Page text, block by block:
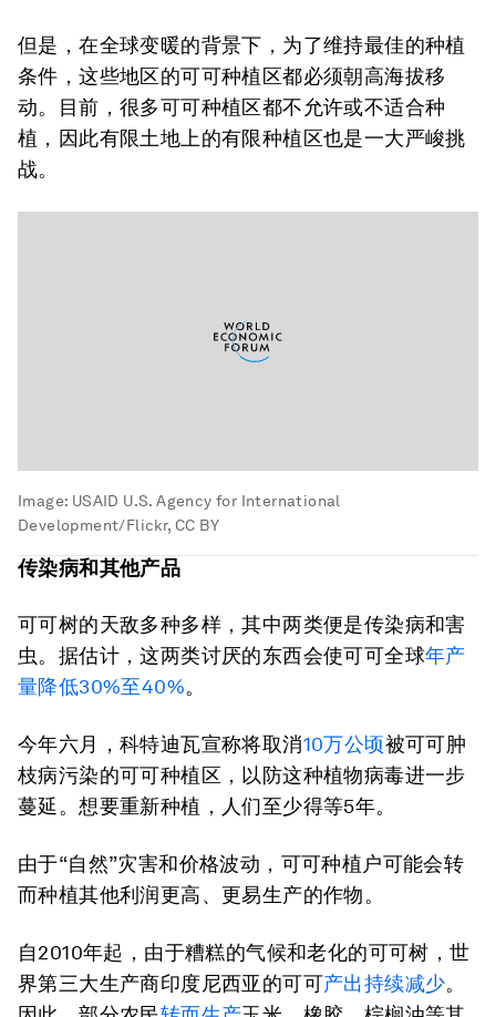
但是，在全球变暖的背景下，为了维持最佳的种植
条件，这些地区的可可种植区都必须朝高海拔移
动。目前，很多可可种植区都不允许或不适合种
植，因此有限土地上的有限种植区也是一大严峻挑
战。
Image: USAID U.S. Agency for International
Development/Flickr, CC BY
传染病和其他产品
可可树的天敌多种多样，其中两类便是传染病和害
虫。据估计，这两类讨厌的东西会使可可全球年产
量降低30%至40%。
今年六月，科特迪瓦宣称将取消10万公顷被可可肿
枝病污染的可可种植区，以防这种植物病毒进一步
蔓延。想要重新种植，人们至少得等5年。
由于“自然”灾害和价格波动，可可种植户可能会转
而种植其他利润更高、更易生产的作物。
自2010年起，由于糟糕的气候和老化的可可树，世
界第三大生产商印度尼西亚的可可产出持续减少。